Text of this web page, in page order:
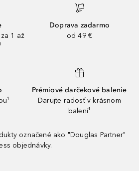
1 až
Doprava zadarmo
od 49 €
Prémiové darčekové balenie
Darujte radosť v krásnom
balení¹
označené ako "Douglas Partner"
objednávky.